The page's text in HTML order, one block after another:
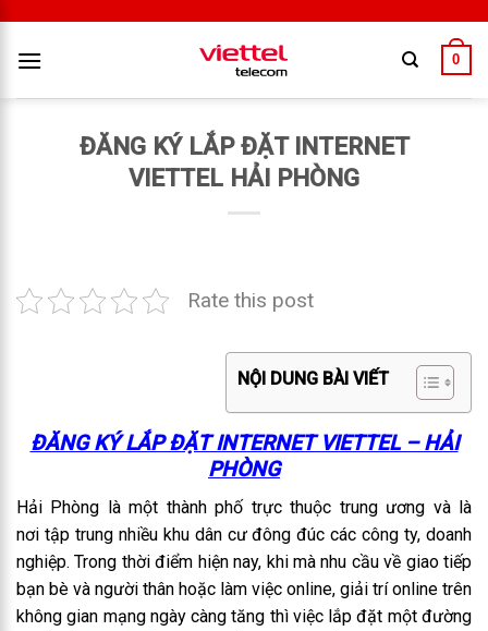
0
ĐĂNG KÝ LẮP ĐẶT INTERNET
VIETTEL HẢI PHÒNG
Rate this post
NỘI DUNG BÀI VIẾT
ĐĂNG KÝ LẮP ĐẶT INTERNET VIETTEL – HẢI
PHÒNG
Hải Phòng là một thành phố trực thuộc trung ương và là
nơi tập trung nhiều khu dân cư đông đúc các công ty, doanh
nghiệp. Trong thời điểm hiện nay, khi mà nhu cầu về giao tiếp
bạn bè và người thân hoặc làm việc online, giải trí online trên
không gian mạng ngày càng tăng thì việc lắp đặt một đường